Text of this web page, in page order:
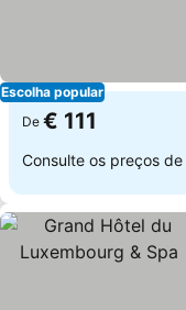
Escolha popular
De € 111
Consulte os preços de